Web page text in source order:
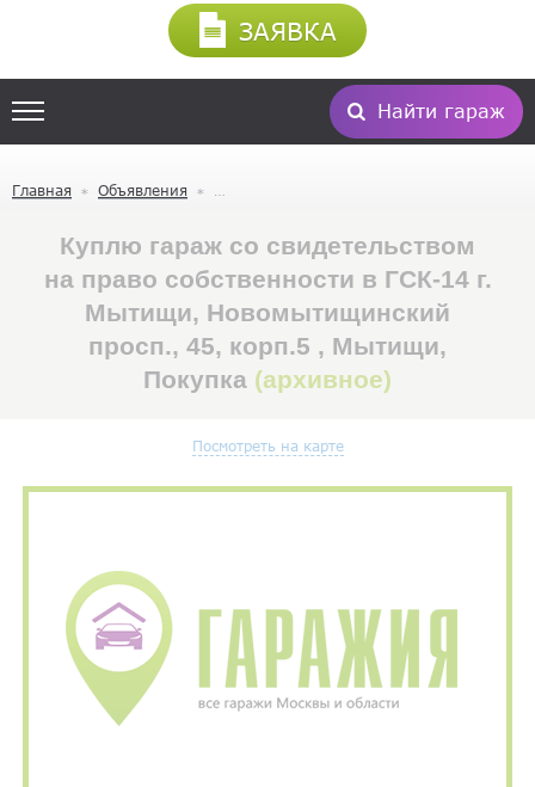
Найти гараж
ЗАЯВКА
Главная Объявления
Куплю гараж со свидетельством
на право собственности в ГСК-14 г.
Мытищи, Новомытищинский
просп., 45, корп.5 , Мытищи,
Покупка (архивное)
Посмотреть на карте